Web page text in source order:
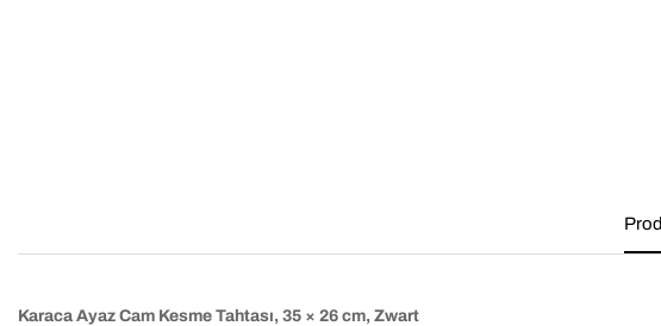
Karaca Ayaz Cam Kesme Tahtası, 35 × 26 cm, Zwart